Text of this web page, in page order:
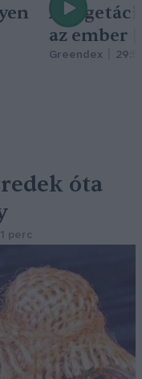
A
az ember
Greendex
óta
1 perc